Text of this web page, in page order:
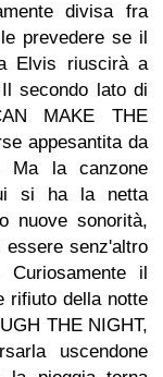
divisa fra
prevedere se il
Elvis riuscirà a
secondo lato di
MAKE THE
appesantita da
Ma la canzone
si ha la netta
nuove sonorità,
essere senz'altro
Curiosamente il
rifiuto della notte
THE NIGHT,
uscendone